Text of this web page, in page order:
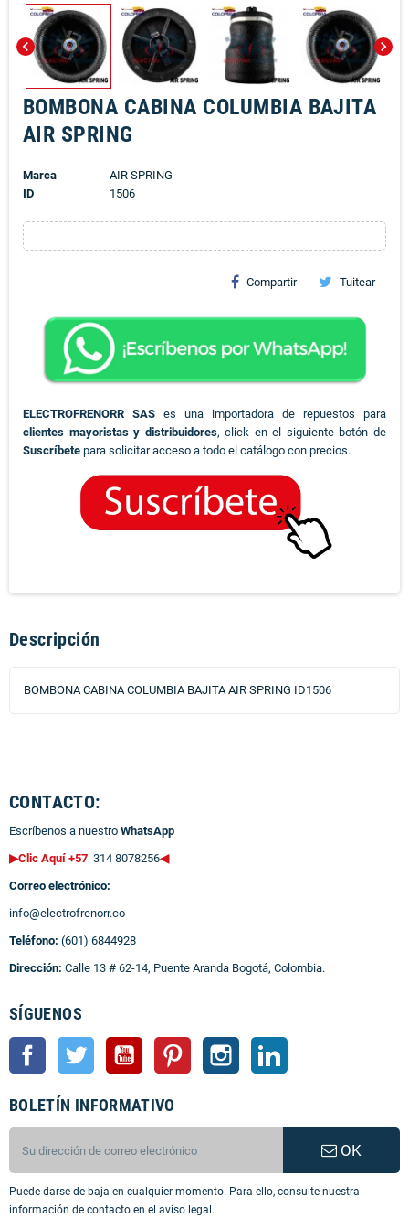
chevron_left chevron_right
BOMBONA CABINA COLUMBIA BAJITA
AIR SPRING
Marca
AIR SPRING
ID
1506
Compartir Tuitear
ELECTROFRENORR SAS es una importadora de repuestos para
clientes mayoristas y distribuidores, click en el siguiente botón de
Suscríbete para solicitar acceso a todo el catálogo con precios.
Descripción
BOMBONA CABINA COLUMBIA BAJITA AIR SPRING ID1506
CONTACTO:
Escríbenos a nuestro WhatsApp
▶Clic Aquí +57 314 8078256◀
Correo electrónico:
info@electrofrenorr.co
Teléfono: (601) 6844928
Dirección: Calle 13 # 62-14, Puente Aranda Bogotá, Colombia.
SÍGUENOS
Facebook Twitter YouTube Pinterest Instagram
BOLETÍN INFORMATIVO
OK
Puede darse de baja en cualquier momento. Para ello, consulte nuestra
información de contacto en el aviso legal.